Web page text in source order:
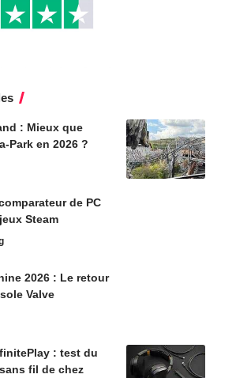
: Mieux que
Park en 2026 ?
de PC
Steam
2026 : Le retour
Valve
: test du
fil de chez